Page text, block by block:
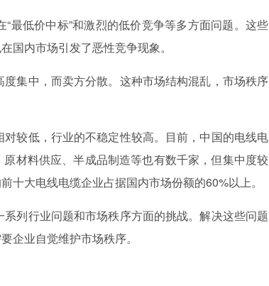
最低价中标”和激烈的低价竞争等多方面问题。这些
国内市场引发了恶性竞争现象。
集中，而卖方分散。这种市场结构混乱，市场秩序
较低，行业的不稳定性较高。目前，中国的电线电
材料供应、半成品制造等也有数千家，但集中度较
大电线电缆企业占据国内市场份额的60%以上。
列行业问题和市场秩序方面的挑战。解决这些问题
企业自觉维护市场秩序。